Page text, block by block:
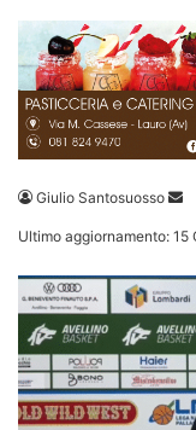
Giulio Santosuosso
Ultimo aggiornamento: 15